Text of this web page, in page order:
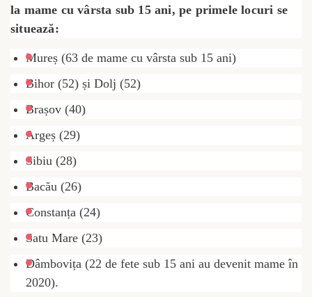
la mame cu vârsta sub 15 ani, pe primele locuri se
situează:
Mureș (63 de mame cu vârsta sub 15 ani)
Bihor (52) și Dolj (52)
Brașov (40)
Argeș (29)
Sibiu (28)
Bacău (26)
Constanța (24)
Satu Mare (23)
Dâmbovița (22 de fete sub 15 ani au devenit mame în
2020).